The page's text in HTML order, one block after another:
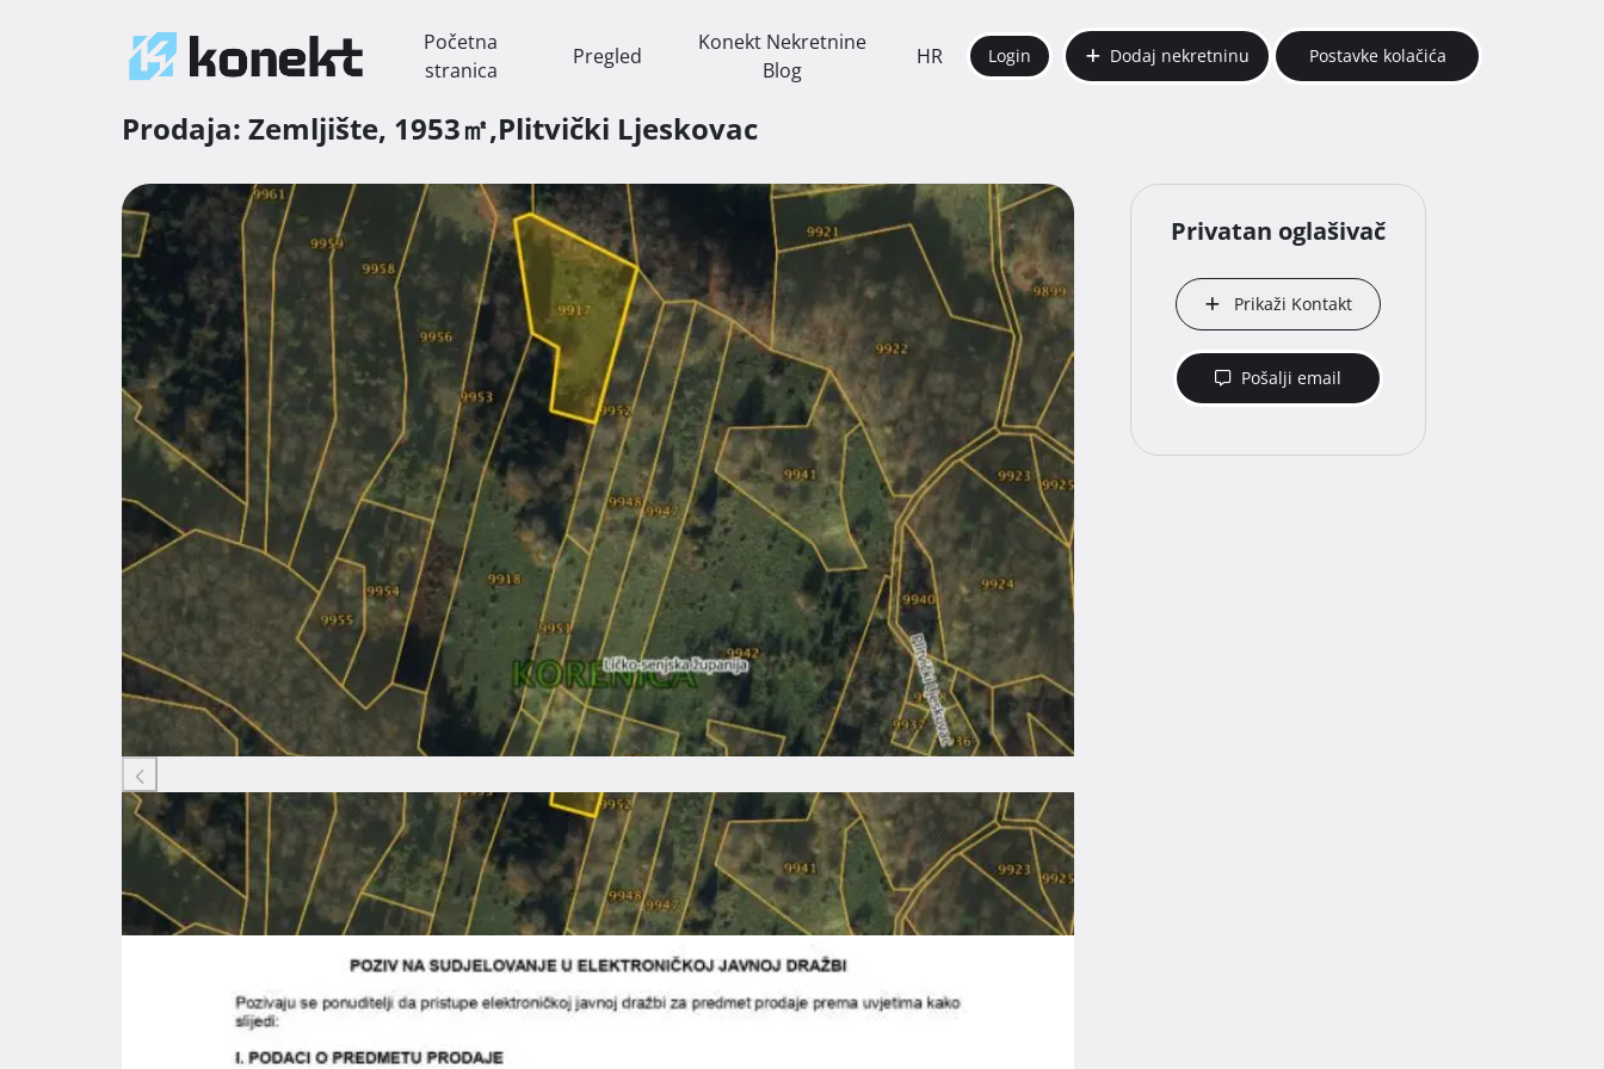
Početna
stranica
Pregled
Konekt Nekretnine
Blog
HR Login Dodaj nekretninu Postavke kolačića
Prodaja: Zemljište, 1953㎡,Plitvički Ljeskovac
Privatan oglašivač
Prikaži Kontakt
Pošalji email